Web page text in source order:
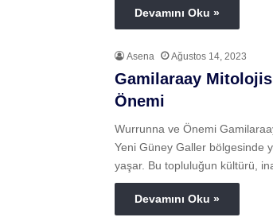
Devamını Oku »
Asena Ağustos 14, 2023
Gamilaraay
Önemi
Wurrunna ve Önemi
Yeni Güney Galler bölgesinde
yaşar. Bu topluluğun kültürü,
Devamını Oku »